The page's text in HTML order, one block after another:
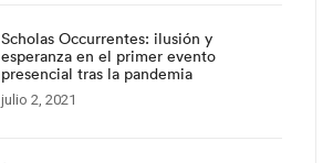
Scholas Occurrentes: ilusión y
esperanza en el primer evento
presencial tras la pandemia
julio 2, 2021